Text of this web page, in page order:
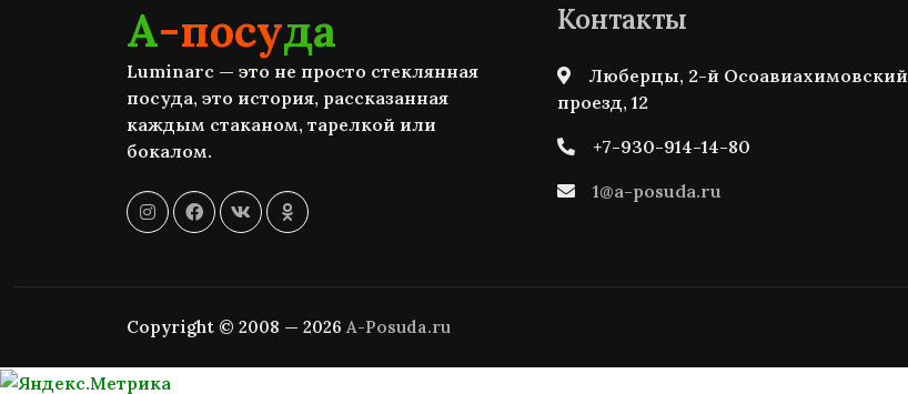
А-посуда
Luminarc — это не просто стеклянная
посуда, это история, рассказанная
каждым стаканом, тарелкой или
бокалом.
Контакты
Люберцы, 2-й Осоавиахимовский
проезд, 12
+7-930-914-14-80
1@a-posuda.ru
Copyright © 2008 — 2026 A-Posuda.ru